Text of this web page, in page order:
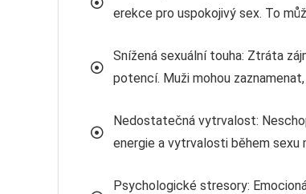
erekce pro uspokojivý sex. To
Snížená sexuální touha: Ztráta
potencí. Muži mohou
Nedostatečná vytrvalost:
energie a vytrvalosti během
Psychologické stresory: